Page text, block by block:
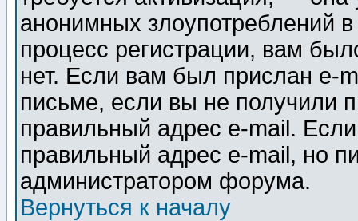
анонимных злоупотреблений
процесс регистрации, вам
нет. Если вам был прислан e-
письме, если вы не получили
правильный адрес e-mail.
правильный адрес e-mail, но
администратором форума.
Вернуться к началу